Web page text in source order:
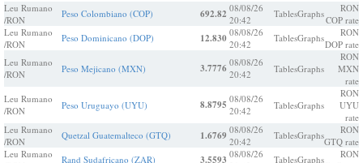
Leu Rumano
/RON
Peso Colombiano (COP) 692.82 08/08/26
20:42
TablesGraphs
RON
COP rate
Leu Rumano
/RON
Peso Dominicano (DOP) 12.830 08/08/26
20:42
TablesGraphs
RON
DOP rate
Leu Rumano
/RON
Peso Mejicano (MXN) 3.7776 08/08/26
20:42
TablesGraphs
RON
MXN
rate
Leu Rumano
/RON
Peso Uruguayo (UYU) 8.8795 08/08/26
20:42
TablesGraphs
RON
UYU
rate
Leu Rumano
/RON
Quetzal Guatemalteco (GTQ) 1.6769 08/08/26
20:42
TablesGraphs
RON
GTQ rate
Leu Rumano
Rand Sudafricano (ZAR) 3.5593 08/08/26
TablesGraphs
RON